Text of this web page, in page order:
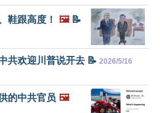
鞋跟高度！ 🖼️📝
共欢迎川普说开去 📝 2026/5/16
的中共官员 🖼️